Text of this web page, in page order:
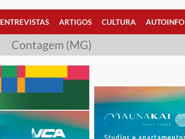
ENTREVISTAS ARTIGOS CULTURA AUTOINFO
Contagem (MG)